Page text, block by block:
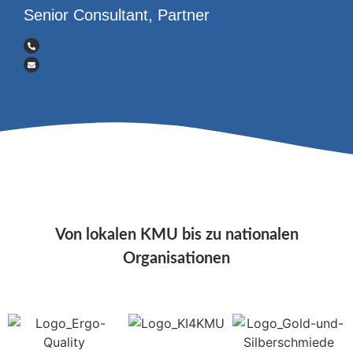
Senior Consultant, Partner
Von lokalen KMU bis zu nationalen
Organisationen